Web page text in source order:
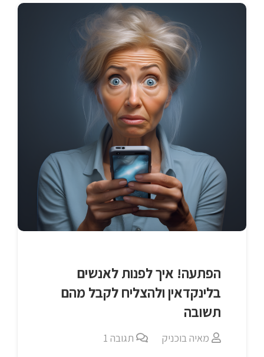
הפתעה! איך לפנות לאנשים
בלינקדאין ולהצליח לקבל מהם
תשובה
מאיה בוכניק תגובה1